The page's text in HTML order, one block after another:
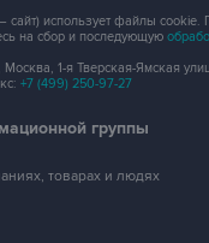
сайт) использует файлы cookie.
на сбор и последующую
1-я Тверская-Ямская
+7 (499) 250-97-27
группы
товарах и людях